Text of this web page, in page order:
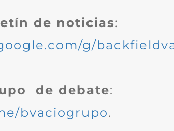
de noticias:
g/
de debate:
bvaciogrupo.